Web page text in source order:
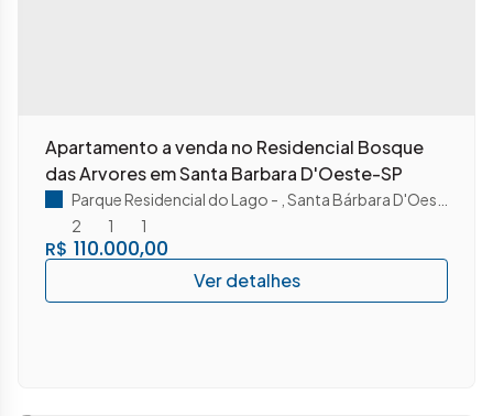
Apartamento a venda no Residencial Bosque
das Arvores em Santa Barbara D'Oeste-SP
R$ 110.000,00
Parque Residencial do Lago Santa Bárbara D'Oeste
2
1 1